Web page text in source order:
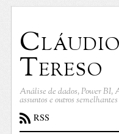
Cláudio
Tereso
Análise de dados, Power BI,
assuntos e outros semelhantes
RSS